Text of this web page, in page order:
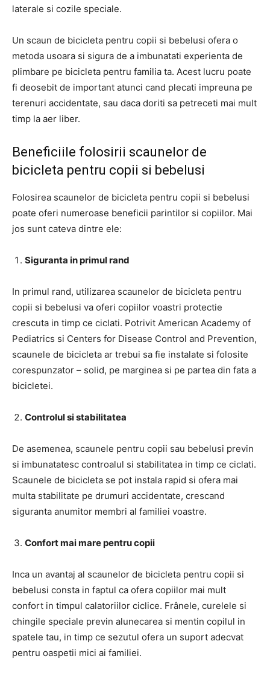
laterale si cozile speciale.
Un scaun de bicicleta pentru copii si bebelusi ofera o
metoda usoara si sigura de a imbunatati experienta de
plimbare pe bicicleta pentru familia ta. Acest lucru poate
fi deosebit de important atunci cand plecati impreuna pe
terenuri accidentate, sau daca doriti sa petreceti mai mult
timp la aer liber.
Beneficiile folosirii scaunelor de
bicicleta pentru copii si bebelusi
Folosirea scaunelor de bicicleta pentru copii si bebelusi
poate oferi numeroase beneficii parintilor si copiilor. Mai
jos sunt cateva dintre ele:
Siguranta in primul rand
In primul rand, utilizarea scaunelor de bicicleta pentru
copii si bebelusi va oferi copiilor voastri protectie
crescuta in timp ce ciclati. Potrivit American Academy of
Pediatrics si Centers for Disease Control and Prevention,
scaunele de bicicleta ar trebui sa fie instalate si folosite
corespunzator – solid, pe marginea si pe partea din fata a
bicicletei.
Controlul si stabilitatea
De asemenea, scaunele pentru copii sau bebelusi previn
si imbunatatesc controalul si stabilitatea in timp ce ciclati.
Scaunele de bicicleta se pot instala rapid si ofera mai
multa stabilitate pe drumuri accidentate, crescand
siguranta anumitor membri al familiei voastre.
Confort mai mare pentru copii
Inca un avantaj al scaunelor de bicicleta pentru copii si
bebelusi consta in faptul ca ofera copiilor mai mult
confort in timpul calatoriilor ciclice. Frânele, curelele si
chingile speciale previn alunecarea si mentin copilul in
spatele tau, in timp ce sezutul ofera un suport adecvat
pentru oaspetii mici ai familiei.